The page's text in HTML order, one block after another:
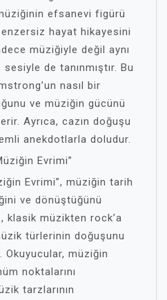
efsanevi figürü
hayat hikayesini
müziğiyle değil aynı
de tanınmıştır. Bu
nasıl bir
ve müziğin gücünü
Ayrıca, cazın doğuşu
anekdotlarla doludur.
Evrimi”
Evrimi”, müziğin tarih
ve dönüştüğünü
klasik müzikten rock’a
türlerinin doğuşunu
müziğin
noktalarını
tarzlarının